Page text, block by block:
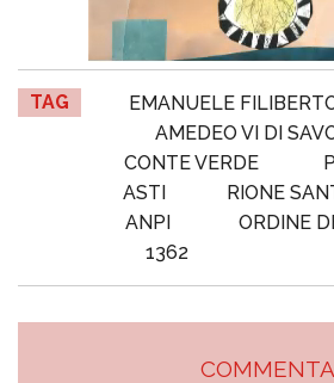
TAG
EMANUELE
AMEDEO VI DI
CONTE VERDE
ASTI
RIONE
ANPI
ORDINE
1362
COMMENTA